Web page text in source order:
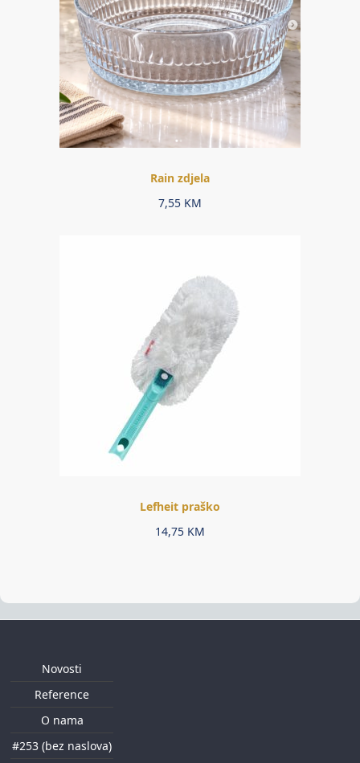
Rain zdjela
7,55 KM
Lefheit praško
14,75 KM
Novosti
Reference
O nama
#253 (bez naslova)